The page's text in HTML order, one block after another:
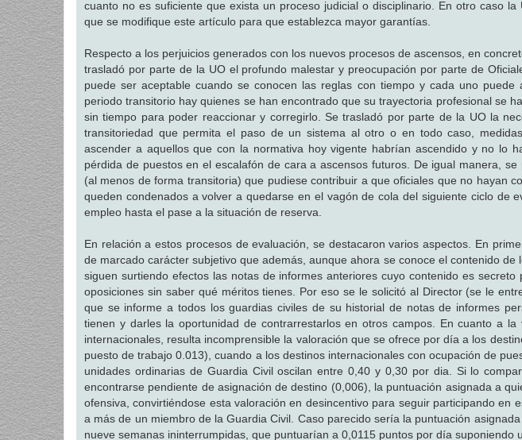
cuanto no es suficiente que exista un proceso judicial o disciplinario. En otro caso
que se modifique este artículo para que establezca mayor garantías.
Respecto a los perjuicios generados con los nuevos procesos de ascensos, en
trasladó por parte de la UO el profundo malestar y preocupación por parte de
puede ser aceptable cuando se conocen las reglas con tiempo y cada uno
periodo transitorio hay quienes se han encontrado que su trayectoria profesional se
sin tiempo para poder reaccionar y corregirlo. Se trasladó por parte de la UO la
transitoriedad que permita el paso de un sistema al otro o en todo caso,
ascender a aquellos que con la normativa hoy vigente habrían ascendido y no lo
pérdida de puestos en el escalafón de cara a ascensos futuros. De igual manera,
(al menos de forma transitoria) que pudiese contribuir a que oficiales que no hayan
queden condenados a volver a quedarse en el vagón de cola del siguiente ciclo de
empleo hasta el pase a la situación de reserva.
En relación a estos procesos de evaluación, se destacaron varios aspectos. En
de marcado carácter subjetivo que además, aunque ahora se conoce el contenido de
siguen surtiendo efectos las notas de informes anteriores cuyo contenido es
oposiciones sin saber qué méritos tienes. Por eso se le solicitó al Director (se le
que se informe a todos los guardias civiles de su historial de notas de informes
tienen y darles la oportunidad de contrarrestarlos en otros campos. En cuanto a
internacionales, resulta incomprensible la valoración que se ofrece por día a los
puesto de trabajo 0.013), cuando a los destinos internacionales con ocupación de
unidades ordinarias de Guardia Civil oscilan entre 0,40 y 0,30 por dia. Si lo
encontrarse pendiente de asignación de destino (0,006), la puntuación asignada a
ofensiva, convirtiéndose esta valoración en desincentivo para seguir participando en
a más de un miembro de la Guardia Civil. Caso parecido sería la puntuación
nueve semanas ininterrumpidas, que puntuarían a 0,0115 puntos por día suponiendo